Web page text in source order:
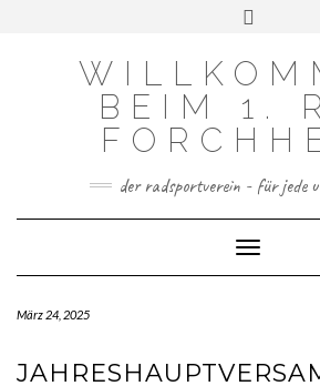
BEIM 1.
der radsportverein - für jede
Toggle
März 24, 2025